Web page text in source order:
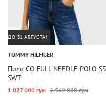
ДО 31 АВГУСТА!
TOMMY HILFIGER
Поло CO FULL NEEDLE POLO SS
SWT
1 027 600 сум 2 569 000 сум